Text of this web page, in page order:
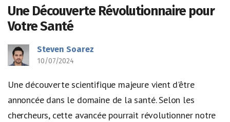
Une Découverte Révolutionnaire pour
Votre Santé
Steven Soarez
10/07/2024
Une découverte scientifique majeure vient d'être
annoncée dans le domaine de la santé. Selon les
chercheurs, cette avancée pourrait révolutionner notre